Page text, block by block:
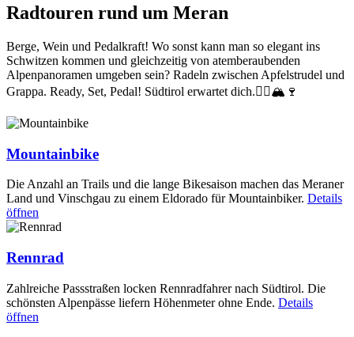
Radtouren rund um Meran
Berge, Wein und Pedalkraft! Wo sonst kann man so elegant ins
Schwitzen kommen und gleichzeitig von atemberaubenden
Alpenpanoramen umgeben sein? Radeln zwischen Apfelstrudel und
Grappa. Ready, Set, Pedal! Südtirol erwartet dich.🚴‍♂️🏔🍷
Mountainbike
Die Anzahl an Trails und die lange Bikesaison machen das Meraner
Land und Vinschgau zu einem Eldorado für Mountainbiker. Details
öffnen
Rennrad
Zahlreiche Passstraßen locken Rennradfahrer nach Südtirol. Die
schönsten Alpenpässe liefern Höhenmeter ohne Ende. Details
öffnen